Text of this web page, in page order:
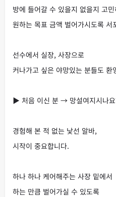
방에 들어갈 수 있을지 없을지 고
원하는 목표 금액 벌어가시도록 서
선수에서 실장, 사장으로
커나가고 싶은 야망있는 분들도 환
▶ 처음 이신 분 → 망설여지시나
경험해 본 적 없는 낯선 알바,
시작이 중요합니다.
하나 하나 케어해주는 사장 밑에서
하는 만큼 벌어가실 수 있도록